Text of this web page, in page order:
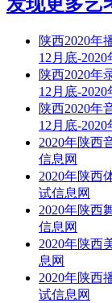
陕西2020年
12月底-
陕西2020年
12月底-
陕西2020年
12月底-
2020年陕西
信息网
2020年陕西
试信息网
2020年陕西
信息网
2020年陕西
息网
2020年陕西
试信息网